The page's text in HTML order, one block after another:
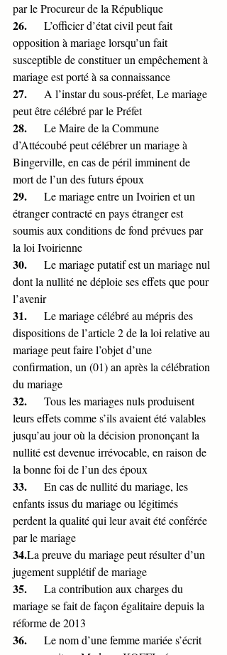
par le Procureur de la République
26. L’officier d’état civil peut fait
opposition à mariage lorsqu’un fait
susceptible de constituer un empêchement à
mariage est porté à sa connaissance
27. A l’instar du sous-préfet, Le mariage
peut être célébré par le Préfet
28. Le Maire de la Commune
d’Attécoubé peut célébrer un mariage à
Bingerville, en cas de péril imminent de
mort de l’un des futurs époux
29. Le mariage entre un Ivoirien et un
étranger contracté en pays étranger est
soumis aux conditions de fond prévues par
la loi Ivoirienne
30. Le mariage putatif est un mariage nul
dont la nullité ne déploie ses effets que pour
l’avenir
31. Le mariage célébré au mépris des
dispositions de l’article 2 de la loi relative au
mariage peut faire l’objet d’une
confirmation, un (01) an après la célébration
du mariage
32. Tous les mariages nuls produisent
leurs effets comme s’ils avaient été valables
jusqu’au jour où la décision prononçant la
nullité est devenue irrévocable, en raison de
la bonne foi de l’un des époux
33. En cas de nullité du mariage, les
enfants issus du mariage ou légitimés
perdent la qualité qui leur avait été conférée
par le mariage
34.La preuve du mariage peut résulter d’un
jugement supplétif de mariage
35. La contribution aux charges du
mariage se fait de façon égalitaire depuis la
réforme de 2013
36. Le nom d’une femme mariée s’écrit